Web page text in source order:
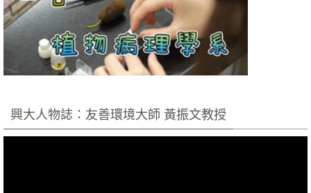
興大人物誌：友善環境大師 黃振文教授